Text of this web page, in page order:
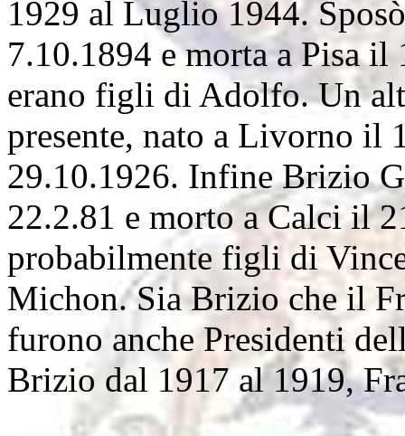
1929 al Luglio 1944.
7.10.1894 e morta a Pisa il
erano figli di Adolfo. Un
presente, nato a Livorno il
29.10.1926. Infine Brizio
22.2.81 e morto a Calci il
probabilmente figli di
Michon. Sia Brizio che il
furono anche Presidenti
Brizio dal 1917 al 1919,